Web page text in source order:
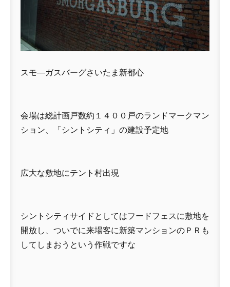
スモ―ガスバーグさいたま新都心
会場は総計画戸数約１４００戸のランドマークマン
ション、「シントシティ」の建設予定地
広大な敷地にテント村出現
シントシティサイドとしてはフードフェスに敷地を
開放し、ついでに来場客に新築マンションのＰＲも
してしまおうという作戦ですな